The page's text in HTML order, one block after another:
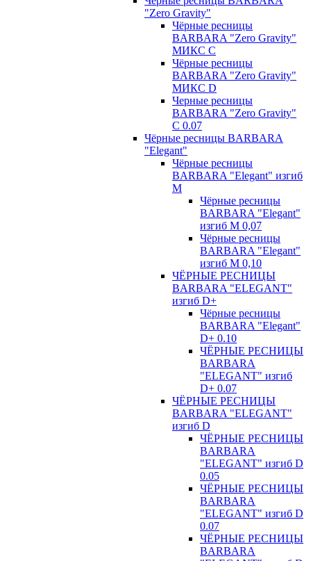
"Zero Gravity"
Чёрные ресницы
BARBARA "Zero Gravity"
МИКС C
Чёрные ресницы
BARBARA "Zero Gravity"
МИКС D
Черные ресницы
BARBARA "Zero Gravity"
С 0.07
Чёрные ресницы BARBARA
"Elegant"
Чёрные ресницы
BARBARA "Elegant" изгиб
М
Чёрные ресницы
BARBARA "Elegant"
изгиб М 0,07
Чёрные ресницы
BARBARA "Elegant"
изгиб М 0,10
ЧЁРНЫЕ РЕСНИЦЫ
BARBARA "ELEGANT"
изгиб D+
Чёрные ресницы
BARBARA "Elegant"
D+ 0.10
ЧЁРНЫЕ РЕСНИЦЫ
BARBARA
"ELEGANT" изгиб
D+ 0.07
ЧЁРНЫЕ РЕСНИЦЫ
BARBARA "ELEGANT"
изгиб D
ЧЁРНЫЕ РЕСНИЦЫ
BARBARA
"ELEGANT" изгиб D
0.05
ЧЁРНЫЕ РЕСНИЦЫ
BARBARA
"ELEGANT" изгиб D
0.07
ЧЁРНЫЕ РЕСНИЦЫ
BARBARA